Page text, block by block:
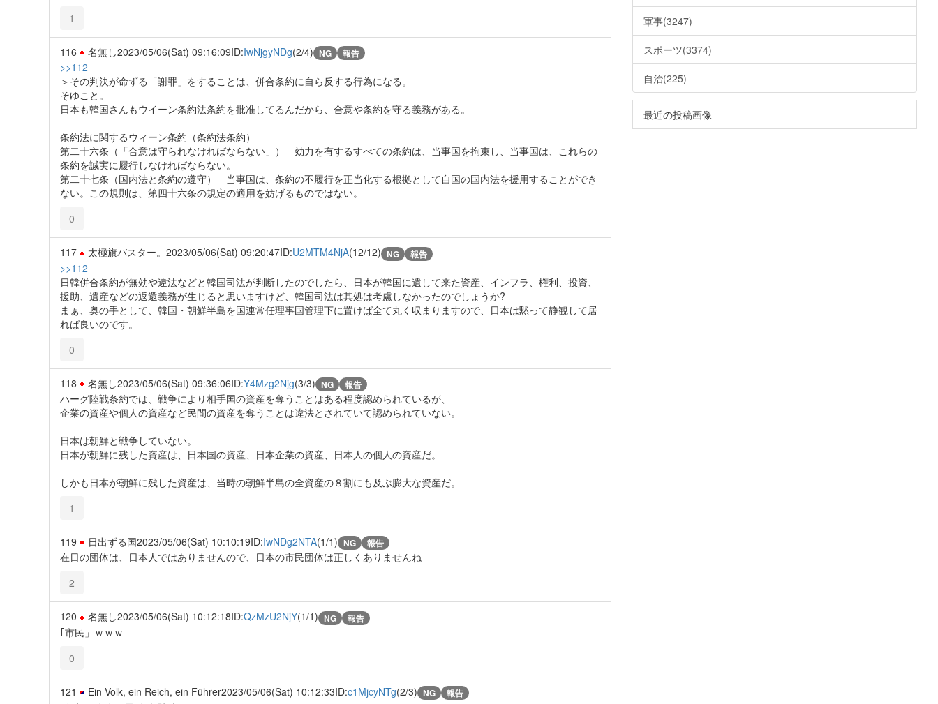
1
116 名無し2023/05/06(Sat) 09:16:09ID:IwNjgyNDg(2/4) NG 報告
>>112
＞その判決が命ずる「謝罪」をすることは、併合条約に自ら反する行為になる。
そゆこと。
日本も韓国さんもウイーン条約法条約を批准してるんだから、合意や条約を守る義務がある。
条約法に関するウィーン条約（条約法条約）
第二十六条（「合意は守られなければならない」） 効力を有するすべての条約は、当事国を拘束し、当事国は、これらの
条約を誠実に履行しなければならない。
第二十七条（国内法と条約の遵守） 当事国は、条約の不履行を正当化する根拠として自国の国内法を援用することができ
ない。この規則は、第四十六条の規定の適用を妨げるものではない。
0
117 太極旗バスター。 2023/05/06(Sat) 09:20:47ID:U2MTM4NjA(12/12) NG 報告
>>112
日韓併合条約が無効や違法などと韓国司法が判断したのでしたら、日本が韓国に遺して来た資産、インフラ、権利、投資、
援助、遺産などの返還義務が生じると思いますけど、韓国司法は其処は考慮しなかったのでしょうか?
まぁ、奥の手として、韓国・朝鮮半島を国連常任理事国管理下に置けば全て丸く収まりますので、日本は黙って静観して居
れば良いのです。
0
118 名無し2023/05/06(Sat) 09:36:06ID:Y4Mzg2Njg(3/3) NG 報告
ハーグ陸戦条約では、戦争により相手国の資産を奪うことはある程度認められているが、
企業の資産や個人の資産など民間の資産を奪うことは違法とされていて認められていない。
日本は朝鮮と戦争していない。
日本が朝鮮に残した資産は、日本国の資産、日本企業の資産、日本人の個人の資産だ。
しかも日本が朝鮮に残した資産は、当時の朝鮮半島の全資産の８割にも及ぶ膨大な資産だ。
1
119 日出ずる国2023/05/06(Sat) 10:10:19ID:IwNDg2NTA(1/1) NG 報告
在日の団体は、日本人ではありませんので、日本の市民団体は正しくありませんね
2
120 名無し2023/05/06(Sat) 10:12:18ID:QzMzU2NjY(1/1) NG 報告
｢市民」ｗｗｗ
0
121 Ein Volk, ein Reich, ein Führer2023/05/06(Sat) 10:12:33ID:c1MjcyNTg(2/3) NG 報告
軍事(3247)
スポーツ(3374)
自治(225)
最近の投稿画像